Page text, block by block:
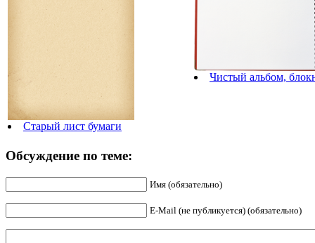
Старый лист бумаги
Чистый альбом,
Обсуждение по теме:
Имя (обязательно)
E-Mail (не публикуется) (обязательно)